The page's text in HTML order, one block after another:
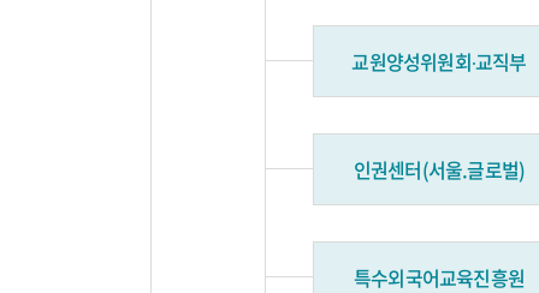
교원양성위원회∙교직부
인권센터(서울.글로벌)
특수외국어교육진흥원